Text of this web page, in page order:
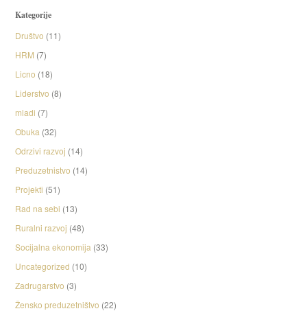
Kategorije
Društvo (11)
HRM (7)
Licno (18)
Liderstvo (8)
mladi (7)
Obuka (32)
Odrzivi razvoj (14)
Preduzetnistvo (14)
Projekti (51)
Rad na sebi (13)
Ruralni razvoj (48)
Socijalna ekonomija (33)
Uncategorized (10)
Zadrugarstvo (3)
Žensko preduzetništvo (22)